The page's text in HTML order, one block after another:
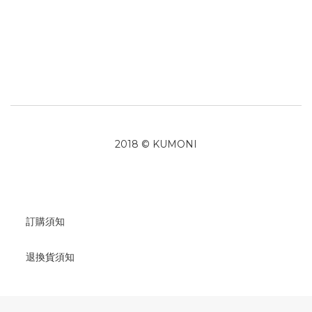
2018 © KUMONI
訂購須知
退換貨須知